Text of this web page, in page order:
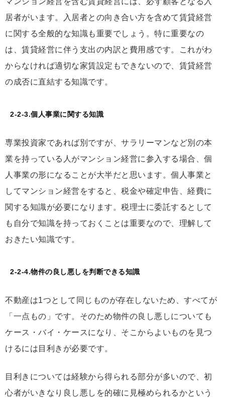
居者がいます。入居者との向き合い方を含めて賃貸経営
に関する全般的な知識も重要でしょう。特に重要なの
は、賃貸経営に伴う支出の内訳と費用感です。これがわ
からなければ適切な家賃設定もできないので、賃貸経営
の成否に直結する知識です。
2-2-3.個人事業に関する知識
専業投資家であれば別ですが、サラリーマンなど別の本
業を持っている人がマンション経営に参入する場合、個
人事業の形になることが大半だと思います。個人事業と
してマンション経営をすると、税金や確定申告、経費に
関する知識が必要になります。税理士に委託するとして
も自分で知識を持っておくことは重要なので、理解して
おきたい知識です。
2-2-4.物件の良し悪しを判断できる知識
不動産は1つとして同じものが存在しないため、すべてが
「一点もの」です。そのため物件の良し悪しについても
ケース・バイ・ケースになり、そこからよいものを見つ
けるには目利きが必要です。
目利きについては経験から得られる部分が多いので、初
心者がいきなり良し悪しを的確に見極められるかという